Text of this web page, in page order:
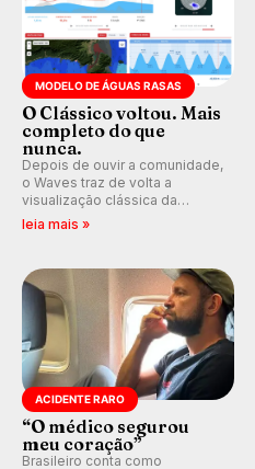
MODELO DE ÁGUAS RASAS
O Clássico voltou. Mais
completo do que
nunca.
Depois de ouvir a comunidade,
o Waves traz de volta a
visualização clássica da
previsão de águas rasas,
ondas para até 16 dias.
leia mais »
ACIDENTE RARO
“O médico segurou
meu coração”
Brasileiro conta como